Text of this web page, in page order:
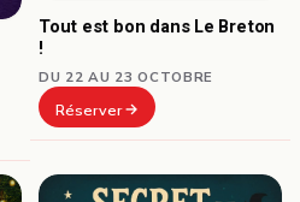
Tout est bon dans Le Breton
!
DU 22 AU 23 OCTOBRE
Réserver